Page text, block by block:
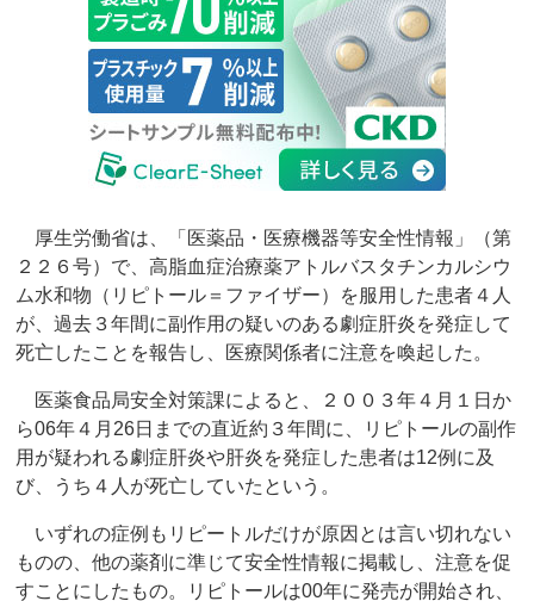
厚生労働省は、「医薬品・医療機器等安全性情報」（第
２２６号）で、高脂血症治療薬アトルバスタチンカルシウ
ム水和物（リピトール＝ファイザー）を服用した患者４人
が、過去３年間に副作用の疑いのある劇症肝炎を発症して
死亡したことを報告し、医療関係者に注意を喚起した。
医薬食品局安全対策課によると、２００３年４月１日か
ら06年４月26日までの直近約３年間に、リピトールの副作
用が疑われる劇症肝炎や肝炎を発症した患者は12例に及
び、うち４人が死亡していたという。
いずれの症例もリピートルだけが原因とは言い切れない
ものの、他の薬剤に準じて安全性情報に掲載し、注意を促
すことにしたもの。リピトールは00年に発売が開始され、